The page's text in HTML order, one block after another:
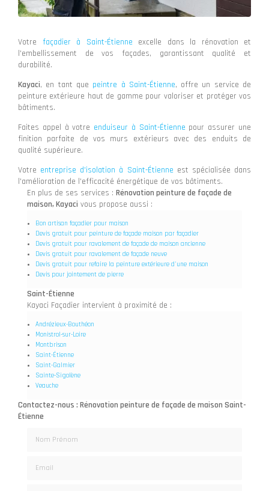
Votre façadier à Saint-Étienneexcelle dans la rénovation et
l'embellissement de vos façades, garantissant qualité et
durabilité.
Kayaci, en tant que peintre à Saint-Étienne, offre un service de
peinture extérieure haut de gamme pour valoriser et protéger vos
bâtiments.
Faites appel à votre enduiseur à Saint-Étiennepour assurer une
finition parfaite de vos murs extérieurs avec des enduits de
qualité supérieure.
Votre entreprise d'isolation à Saint-Étienneest spécialisée dans
l'amélioration de l'efficacité énergétique de vos bâtiments.
En plus de ses services : Rénovation peinture de façade de
maison, Kayaci vous propose aussi :
Bon artisan façadier pour maison
Devis gratuit pour peinture de façade maison par façadier
Devis gratuit pour ravalement de façade de maison ancienne
Devis gratuit pour ravalement de façade neuve
Devis gratuit pour refaire la peinture extérieure d'une maison
Devis pour jointement de pierre
Saint-Étienne
Kayaci Façadier intervient à proximité de :
Andrézieux-Bouthéon
Monistrol-sur-Loire
Montbrison
Saint-Étienne
Saint-Galmier
Sainte-Sigolène
Veauche
Contactez-nous : Rénovation peinture de façade de maison Saint-
Étienne